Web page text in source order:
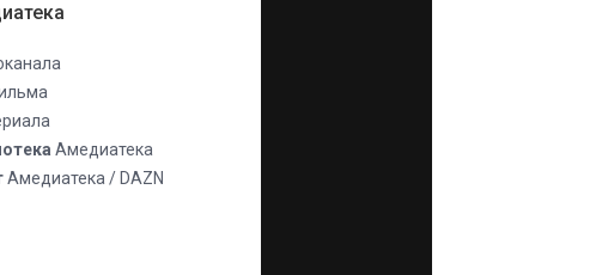
Амедиатека
Амедиатека / DAZN